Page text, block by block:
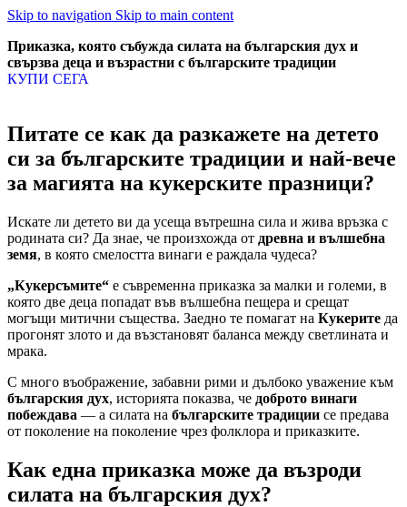
Skip to navigation Skip to main content
Приказка, която събужда силата на българския дух и
свързва деца и възрастни с българските традиции
КУПИ СЕГА
Питате се как да разкажете на детето
си за българските традиции и най-вече
за магията на кукерските празници?
Искате ли детето ви да усеща вътрешна сила и жива връзка с
родината си? Да знае, че произхожда от древна и вълшебна
земя, в която смелостта винаги е раждала чудеса?
„Кукерсъмите“ е съвременна приказка за малки и големи, в
която две деца попадат във вълшебна пещера и срещат
могъщи митични същества. Заедно те помагат на Кукерите да
прогонят злото и да възстановят баланса между светлината и
мрака.
С много въображение, забавни рими и дълбоко уважение към
българския дух, историята показва, че доброто винаги
побеждава — а силата на българските традиции се предава
от поколение на поколение чрез фолклора и приказките.
Как една приказка може да възроди
силата на българския дух?